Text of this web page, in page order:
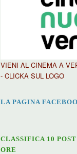
VIENI AL CINEMA A
- CLICKA SUL LOGO
LA PAGINA
CLASSIFICA 10
ORE